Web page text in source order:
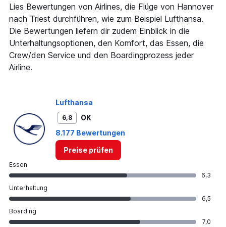
Lies Bewertungen von Airlines, die Flüge von Hannover
nach Triest durchführen, wie zum Beispiel Lufthansa.
Die Bewertungen liefern dir zudem Einblick in die
Unterhaltungsoptionen, den Komfort, das Essen, die
Crew/den Service und den Boardingprozess jeder
Airline.
Lufthansa
6,8
OK
8.177 Bewertungen
Preise prüfen
Essen
6,3
Unterhaltung
6,5
Boarding
7,0